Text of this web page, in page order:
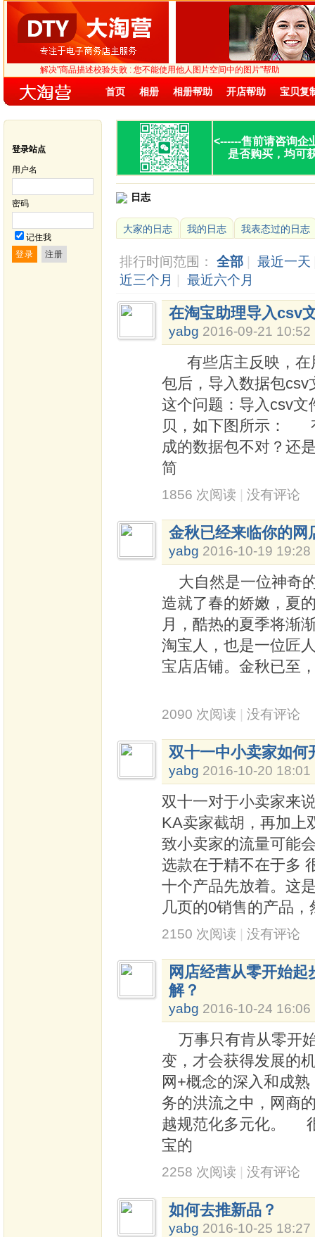
解决"商品描述校验失败 : 您不能使用他人图片空间中的图片"帮助
首页 相册 相册帮助 开店帮助 宝贝复
登录站点
用户名
密码
记住我
<------售前请咨询企
是否购买，均可
日志
大家的日志 我的日志 我表态过的日志
排行时间范围： 全部 最近一天
近三个月
最近六个月
在淘宝助理导入csv
yabg 2016-09-21 10:52
有些店主反映，在
包后，导入数据包
这个问题：导入csv
贝，如下图所示：
成的数据包不对？
简
1856 次阅读 没有评论
金秋已经来临你的网
yabg 2016-10-19 19:28
大自然是一位神奇
造就了春的娇嫩，夏
月，酷热的夏季将渐
淘宝人，也是一位匠
宝店店铺。金秋已至
2090 次阅读 没有评论
双十一中小卖家如何
yabg 2016-10-20 18:01
双十一对于小卖家来
KA卖家截胡，再加上
致小卖家的流量可能
选款在于精不在于多
十个产品先放着。这
几页的0销售的产品
2150 次阅读 没有评论
网店经营从零开始
解？
yabg 2016-10-24 16:06
万事只有肯从零开
变，才会获得发展的
网+概念的深入和成
务的洪流之中，网商
越规范化多元化。
宝的
2258 次阅读 没有评论
如何去推新品？
yabg 2016-10-25 18:27